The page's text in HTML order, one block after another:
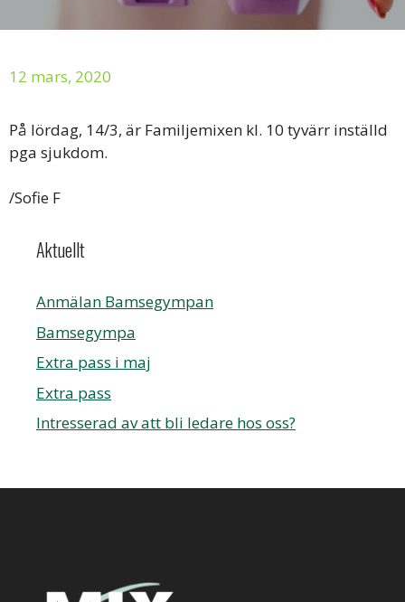
12 mars, 2020
På lördag, 14/3, är Familjemixen kl. 10 tyvärr inställd
pga sjukdom.
/Sofie F
Aktuellt
Anmälan Bamsegympan
Bamsegympa
Extra pass i maj
Extra pass
Intresserad av att bli ledare hos oss?